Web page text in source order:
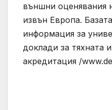
външни оценявания
извън Европа.
информация за
доклади за тяхната
акредитация /